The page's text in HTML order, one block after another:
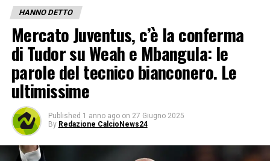
HANNO DETTO
Mercato Juventus, c’è la conferma
di Tudor su Weah e Mbangula: le
parole del tecnico bianconero. Le
ultimissime
Published 1 anno ago on 27 Giugno 2025
By Redazione CalcioNews24